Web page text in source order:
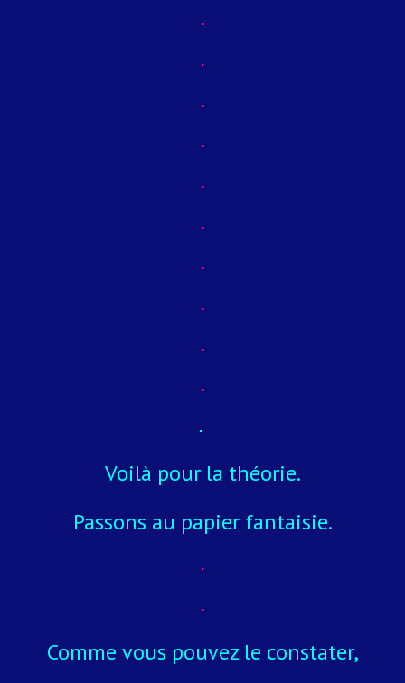
Voilà pour la théorie.
Passons au papier fantaisie.
Comme vous pouvez le constater,